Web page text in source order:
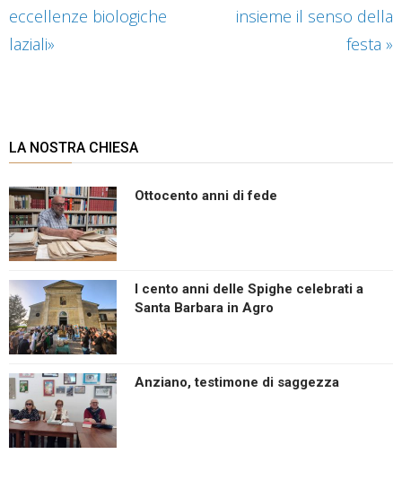
eccellenze biologiche
laziali»
insieme il senso della
festa »
LA NOSTRA CHIESA
Ottocento anni di fede
I cento anni delle Spighe celebrati a
Santa Barbara in Agro
Anziano, testimone di saggezza